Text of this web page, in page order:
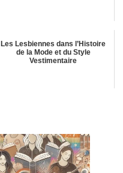
Les Lesbiennes dans l’Histoire
de la Mode et du Style
Vestimentaire